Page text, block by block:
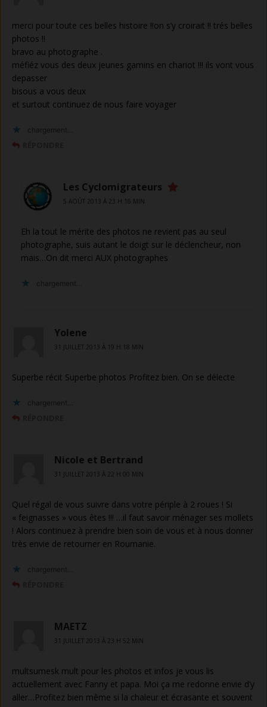
merci pour toute ces belles histoire !!on s’y croirait !! trés belles
photos !!
bravo au photographe .
méfiéz vous des deux jeunes gamins en chariot !!! ils vont vous
depasser
bisous a vous deux
et surtout continuez de nous faire voyager
chargement…
Les Cyclomigrateurs
5 AOÛT 2013 À 23 H 16 MIN
Eh la tout le mérite des photos ne revient pas au seul
photographe, suis autant le doigt sur le déclencheur, non
mais…On dit merci AUX photographes
chargement…
Yolene
31 JUILLET 2013 À 19 H 18 MIN
Superbe récit Superbe photos Profitez bien. On se délecte
chargement…
Nicole et Bertrand
31 JUILLET 2013 À 22 H 00 MIN
Quel régal de vous suivre dans votre périple à 2 roues ! Si
« feignasses » vous êtes !!! …il faut savoir ménager ses mollets
! Alors continuez à prendre bien soin de vous et à nous donner
très envie de retourner en Roumanie.
chargement…
MAETZ
31 JUILLET 2013 À 23 H 52 MIN
multsumesk mult pour les photos et infos je vous lis
actuellement avec Fanny et papa. Moi ça me redonne envie d’y
aller…Profitez bien même si la chaleur et écrasante et souvent